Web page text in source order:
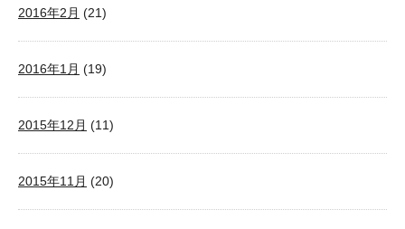
2016年2月 (21)
2016年1月 (19)
2015年12月 (11)
2015年11月 (20)